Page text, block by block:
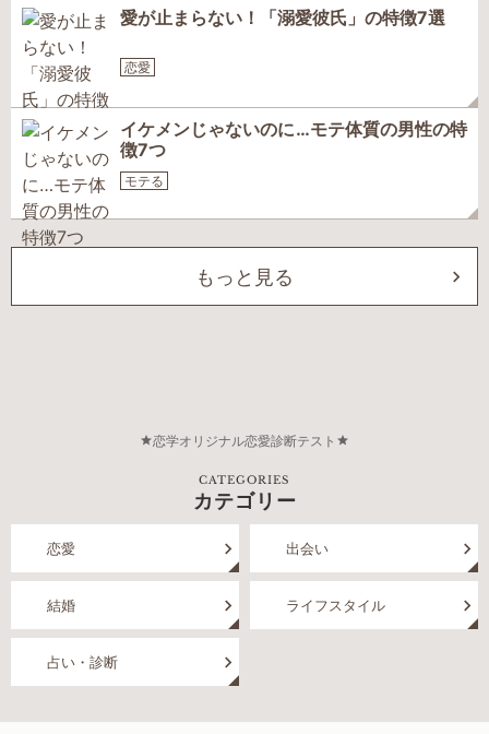
愛が止まらない！「溺愛彼氏」の特徴7選
恋愛
イケメンじゃないのに…モテ体質の男性の特
徴7つ
モテる
もっと見る
恋学オリジナル恋愛診断テスト
CATEGORIES
カテゴリー
恋愛 出会い
結婚 ライフスタイル
占い・診断